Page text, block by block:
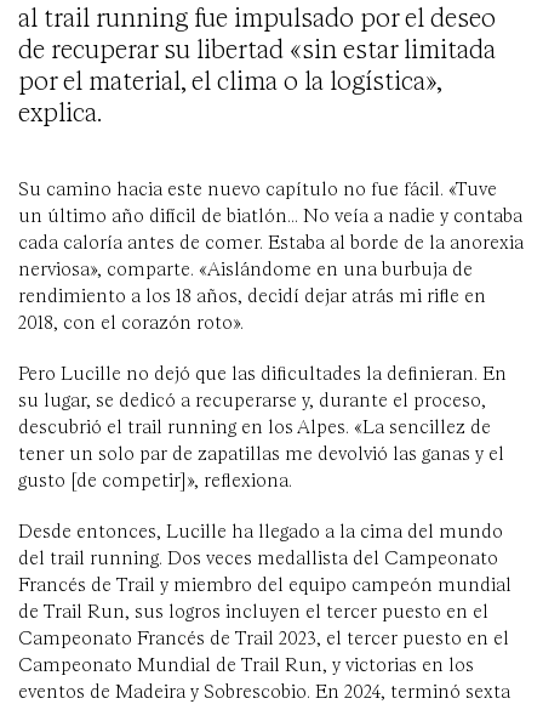
al trail running fue impulsado por el deseo
de recuperar su libertad «sin estar limitada
por el material, el clima o la logística»,
explica.
Su camino hacia este nuevo capítulo no fue fácil. «Tuve
un último año difícil de biatlón... No veía a nadie y contaba
cada caloría antes de comer. Estaba al borde de la anorexia
nerviosa», comparte. «Aislándome en una burbuja de
rendimiento a los 18 años, decidí dejar atrás mi rifle en
2018, con el corazón roto».
Pero Lucille no dejó que las dificultades la definieran. En
su lugar, se dedicó a recuperarse y, durante el proceso,
descubrió el trail running en los Alpes. «La sencillez de
tener un solo par de zapatillas me devolvió las ganas y el
gusto [de competir]», reflexiona.
Desde entonces, Lucille ha llegado a la cima del mundo
del trail running. Dos veces medallista del Campeonato
Francés de Trail y miembro del equipo campeón mundial
de Trail Run, sus logros incluyen el tercer puesto en el
Campeonato Francés de Trail 2023, el tercer puesto en el
Campeonato Mundial de Trail Run, y victorias en los
eventos de Madeira y Sobrescobio. En 2024, terminó sexta